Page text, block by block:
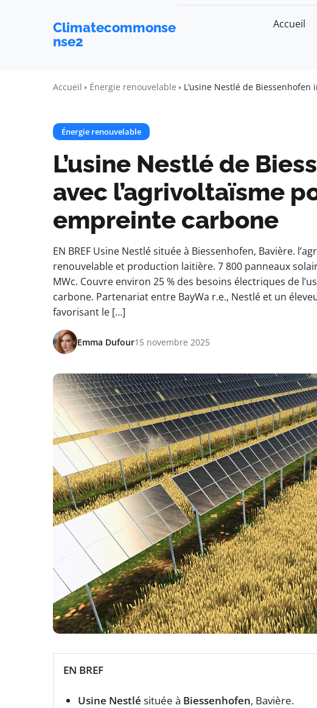
Climatecommonse
nse2
Accueil
Accueil Énergie renouvelable L’usine Nestlé de
Énergie renouvelable
L’usine Nestlé de
avec l’agrivoltaïsme
empreinte carbone
EN BREF Usine Nestlé située à Biessenhofen, Bavière.
renouvelable et production laitière. 7 800 panneaux
MWc. Couvre environ 25 % des besoins électriques de
carbone. Partenariat entre BayWa r.e., Nestlé et un
favorisant le […]
Emma Dufour15 novembre 2025
EN BREF
Usine Nestlé située à Biessenhofen, Bavière.